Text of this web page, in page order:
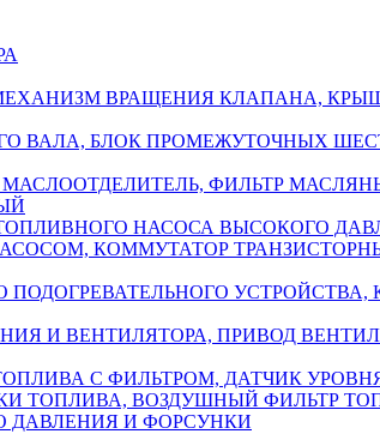
ВРАЩЕНИЯ КЛАПАНА,
ВАЛА, БЛОК ПРОМЕЖУТОЧНЫХ
ФИЛЬТР
НАСОСА ВЫСОКОГО
КОММУТАТОР
И ВЕНТИЛЯТОРА, ПРИВОД
С ФИЛЬТРОМ, ДАТЧИК
ТОПЛИВА, ВОЗДУШНЫЙ ФИЛЬТР
ДАВЛЕНИЯ И ФОРСУНКИ